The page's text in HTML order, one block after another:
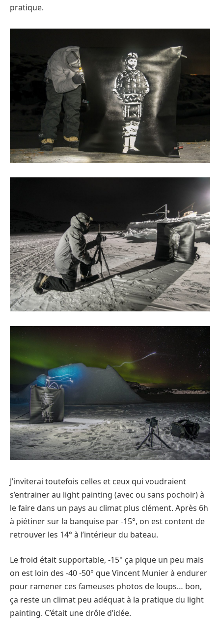
pratique.
J’inviterai toutefois celles et ceux qui voudraient
s’entrainer au light painting (avec ou sans pochoir) à
le faire dans un pays au climat plus clément. Après 6h
à piétiner sur la banquise par -15°, on est content de
retrouver les 14° à l’intérieur du bateau.
Le froid était supportable, -15° ça pique un peu mais
on est loin des -40 -50° que Vincent Munier à endurer
pour ramener ces fameuses photos de loups… bon,
ça reste un climat peu adéquat à la pratique du light
painting. C’était une drôle d’idée.